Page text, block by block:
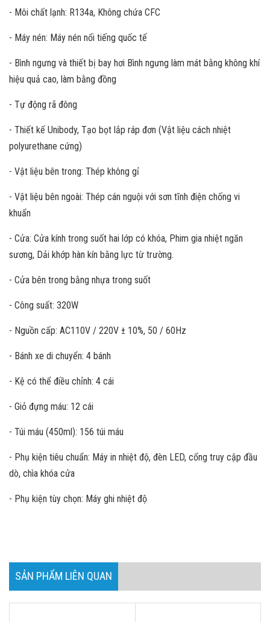
- Môi chất lạnh: R134a, Không chứa CFC
- Máy nén: Máy nén nổi tiếng quốc tế
- Bình ngưng và thiết bị bay hơi Bình ngưng làm mát bằng không khí
hiệu quả cao, làm bằng đồng
- Tự động rã đông
- Thiết kế Unibody, Tạo bọt lắp ráp đơn (Vật liệu cách nhiệt
polyurethane cứng)
- Vật liệu bên trong: Thép không gỉ
- Vật liệu bên ngoài: Thép cán nguội với sơn tĩnh điện chống vi
khuẩn
- Cửa: Cửa kính trong suốt hai lớp có khóa, Phim gia nhiệt ngăn
sương, Dải khớp hàn kín bằng lực từ trường.
- Cửa bên trong bằng nhựa trong suốt
- Công suất: 320W
- Nguồn cấp: AC110V / 220V ± 10%, 50 / 60Hz
- Bánh xe di chuyển: 4 bánh
- Kệ có thể điều chỉnh: 4 cái
- Giỏ đựng máu: 12 cái
- Túi máu (450ml): 156 túi máu
- Phụ kiện tiêu chuẩn: Máy in nhiệt độ, đèn LED, cổng truy cập đầu
dò, chìa khóa cửa
- Phụ kiện tùy chọn: Máy ghi nhiệt độ
SẢN PHẨM LIÊN QUAN